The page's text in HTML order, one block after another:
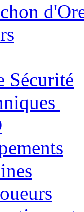
Sécurité